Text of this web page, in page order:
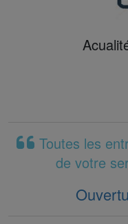
Toutes les
de votre